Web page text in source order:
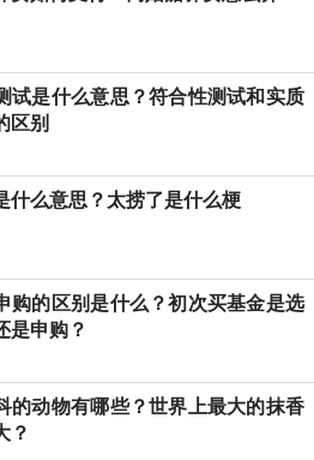
试是什么意思？符合性测试和实质
区别
什么意思？太捞了是什么梗
购的区别是什么？初次买基金是选
是申购？
的动物有哪些？世界上最大的抹香
？